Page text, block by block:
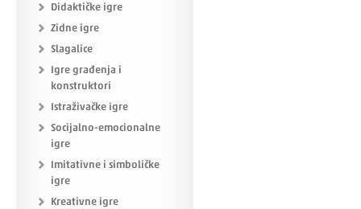
Didaktičke igre
Zidne igre
Slagalice
Igre građenja i
konstruktori
Istraživačke igre
Socijalno-emocionalne
igre
Imitativne i simboličke
igre
Kreativne igre